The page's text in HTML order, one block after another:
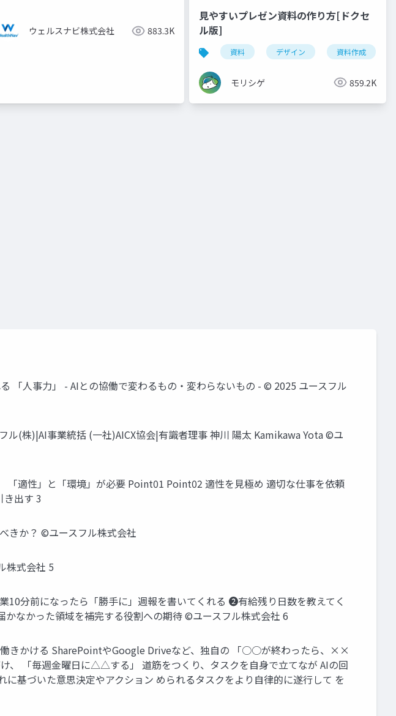
ウェルスナビ株式会社 883.3K
見やすいプレゼン資料の作り方[ドクセ
ル版]
資料 デザイン 資料作成
モリシゲ 859.2K
「人事力」 - AIとの協働で変わるもの・変わらないもの - © 2025 ユースフル
(株)|AI事業統括 (一社)AICX協会|有識者理事 神川 陽太 Kamikawa Yota ©️ユ
「適性」と「環境」が必要 Point01 Point02 適性を見極め 適切な仕事を依頼
出す 3
きか？ ©️ユースフル株式会社
株式会社 5
分前になったら「勝手に」週報を書いてくれる ❷有給残り日数を教えてく
なかった領域を補完する役割への期待 ©️ユースフル株式会社 6
働きかける SharePointやGoogle Driveなど、独自の 「○○が終わったら、××
、 「毎週金曜日に△△する」 道筋をつくり、タスクを自身で立てなが AIの回
基づいた意思決定やアクション められるタスクをより自律的に遂行して を